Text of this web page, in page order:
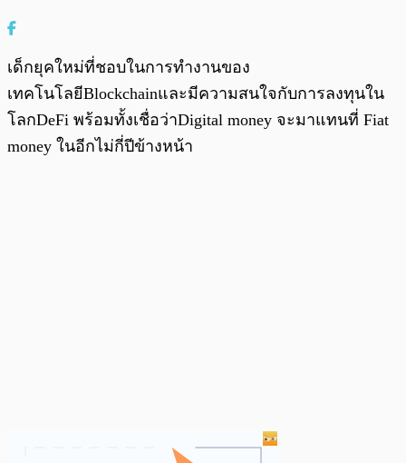
เด็กยุคใหม่ที่ชอบในการทำงานของ
เทคโนโลยีBlockchainและมีความสนใจกับการลงทุนใน
โลกDeFi พร้อมทั้งเชื่อว่าDigital money จะมาแทนที่ Fiat
money ในอีกไม่กี่ปีข้างหน้า